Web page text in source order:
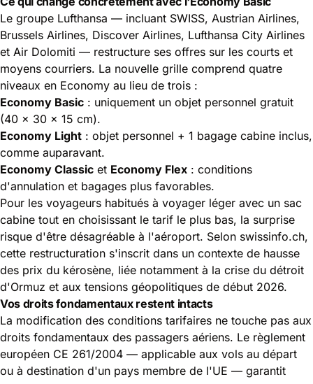
Le groupe Lufthansa — incluant SWISS, Austrian Airlines,
Brussels Airlines, Discover Airlines, Lufthansa City Airlines
et Air Dolomiti — restructure ses offres sur les courts et
moyens courriers. La nouvelle grille comprend quatre
niveaux en Economy au lieu de trois :
Economy Basic : uniquement un objet personnel gratuit
(40 × 30 × 15 cm).
Economy Light : objet personnel + 1 bagage cabine inclus,
comme auparavant.
Economy Classic et Economy Flex : conditions
d'annulation et bagages plus favorables.
Pour les voyageurs habitués à voyager léger avec un sac
cabine tout en choisissant le tarif le plus bas, la surprise
risque d'être désagréable à l'aéroport. Selon swissinfo.ch,
cette restructuration s'inscrit dans un contexte de hausse
des prix du kérosène, liée notamment à la crise du détroit
d'Ormuz et aux tensions géopolitiques de début 2026.
Vos droits fondamentaux restent intacts
La modification des conditions tarifaires ne touche pas aux
droits fondamentaux des passagers aériens. Le règlement
européen CE 261/2004 — applicable aux vols au départ
ou à destination d'un pays membre de l'UE — garantit